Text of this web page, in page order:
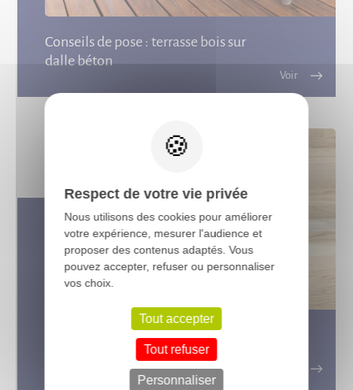
Conseils de pose : terrasse bois sur
dalle béton
Marches escalier bois : optez pour
les panneaux lamellé collé
Respect de votre vie privée
Nous utilisons des cookies pour améliorer
votre expérience, mesurer l'audience et
proposer des contenus adaptés. Vous
pouvez accepter, refuser ou personnaliser
vos choix.
Tout accepter
Tout refuser
Personnaliser